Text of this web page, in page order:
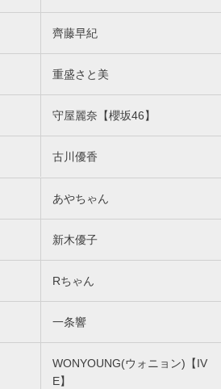
齊藤早紀
重盛さと美
守屋麗奈【櫻坂46】
古川優香
あやちゃん
新木優子
Rちゃん
一条響
WONYOUNG(ウォニョン)【IV
E】